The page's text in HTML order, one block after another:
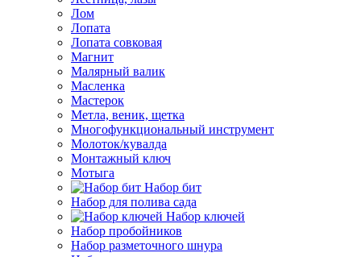
Лом
Лопата
Лопата совковая
Магнит
Малярный валик
Масленка
Мастерок
Метла, веник, щетка
Многофункциональный инструмент
Молоток/кувалда
Монтажный ключ
Мотыга
Набор бит
Набор для полива сада
Набор ключей
Набор пробойников
Набор разметочного шнура